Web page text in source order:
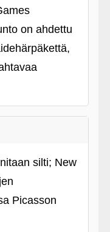
on ahdettu
silti; New
Picasson